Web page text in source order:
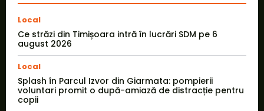
Local
Ce străzi din Timișoara intră în lucrări SDM pe 6
august 2026
Local
Splash în Parcul Izvor din Giarmata: pompierii
voluntari promit o după-amiază de distracție pentru
copii